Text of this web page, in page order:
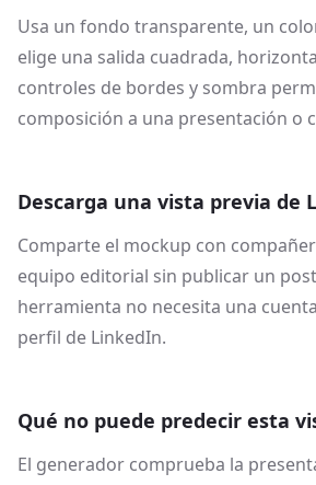
Usa un fondo transparente, un
elige una salida cuadrada,
controles de bordes y sombra
composición a una presentación o
Descarga una vista previa de
Comparte el mockup con
equipo editorial sin publicar un
herramienta no necesita una
perfil de LinkedIn.
Qué no puede predecir esta
El generador comprueba la